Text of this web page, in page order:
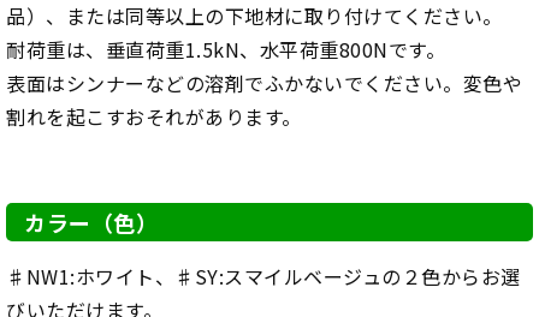
品）、または同等以上の下地材に取り付けてください。
耐荷重は、垂直荷重1.5kN、水平荷重800Nです。
表面はシンナーなどの溶剤でふかないでください。変色や
割れを起こすおそれがあります。
カラー（色）
♯NW1:ホワイト、♯SY:スマイルベージュの２色からお選
びいただけます。